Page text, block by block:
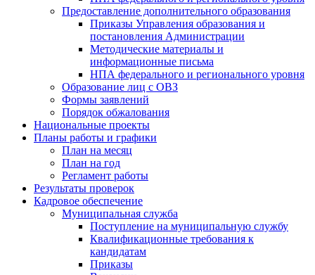
Предоставление дополнительного образования
Приказы Управления образования и
постановления Администрации
Методические материалы и
информационные письма
НПА федерального и регионального уровня
Образование лиц с ОВЗ
Формы заявлений
Порядок обжалования
Национальные проекты
Планы работы и графики
План на месяц
План на год
Регламент работы
Результаты проверок
Кадровое обеспечение
Муниципальная служба
Поступление на муниципальную службу
Квалификационные требования к
кандидатам
Приказы